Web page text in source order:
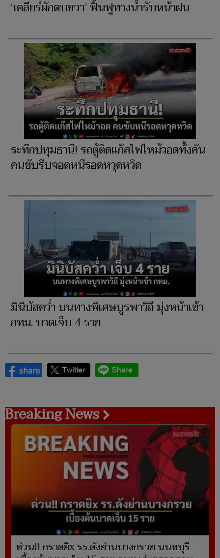
‘เคลียร์ผักตบชวา’ ฟื้นฟูทางน้ำรับหน้าฝน
ระทึกปทุมธานี! รถตู้ติดแก๊สไฟไหม้วอดทั้งคัน
คนขับรีบจอดหนีรอดหวุดหวิด
มินิบัสคว่ำ บนทางพิเศษบูรพาวิถี มุ่งหน้าเข้า
กทม. บาดเจ็บ 4 ราย
Breaking News
ด่วน!! กราดยิx รร.ดังย่านบางกรวย นนทบุรี